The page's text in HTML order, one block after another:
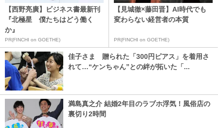
【西野亮廣】ビジネス書最新刊
『北極星 僕たちはどう働く
か』
PR(FINCHI on GOETHE)
【見城徹×藤田晋】AI時代でも
変わらない経営者の本質
PR(FINCHI on GOETHE)
佳子さま 贈られた「300円ピアス」を着用さ
れて…“ケンちゃん”との絆が拓いた「...
満島真之介 結婚2年目のラブホ浮気！風俗店の
裏切り2時間